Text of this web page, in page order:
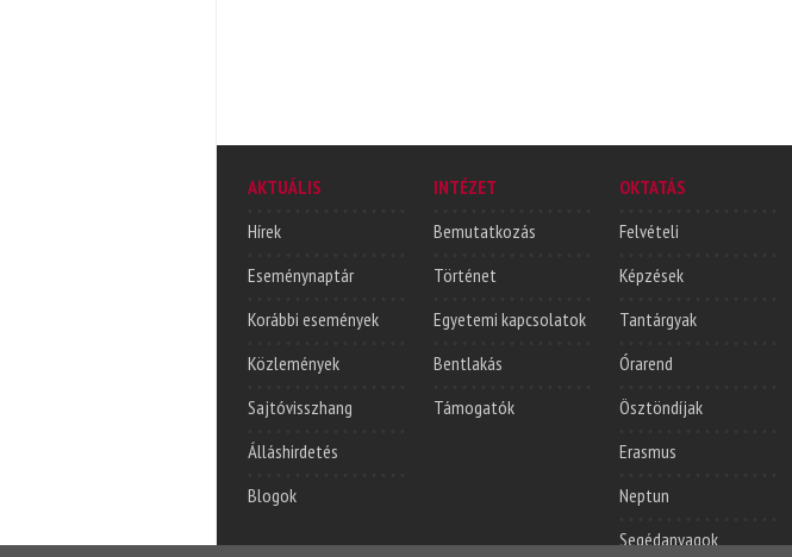
AKTUÁLIS
Hírek
Eseménynaptár
Korábbi események
Közlemények
Sajtóvisszhang
Álláshirdetés
Blogok
INTÉZET
Bemutatkozás
Történet
Egyetemi kapcsolatok
Bentlakás
Támogatók
OKTATÁS
Felvételi
Képzések
Tantárgyak
Órarend
Ösztöndíjak
Erasmus
Neptun
Segédanyagok